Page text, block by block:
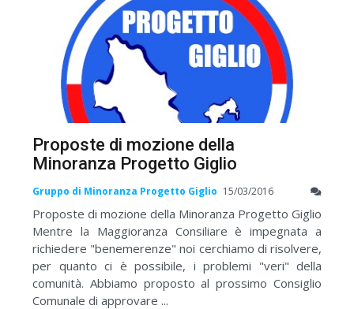
Proposte di mozione della
Minoranza Progetto Giglio
Gruppo di Minoranza Progetto Giglio 15/03/2016
Proposte di mozione della Minoranza Progetto Giglio
Mentre la Maggioranza Consiliare è impegnata a
richiedere "benemerenze" noi cerchiamo di risolvere,
per quanto ci è possibile, i problemi "veri" della
comunità. Abbiamo proposto al prossimo Consiglio
Comunale di approvare ...